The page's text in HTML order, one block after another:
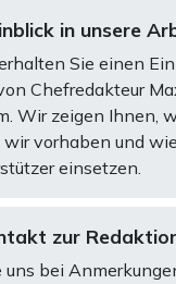
in unsere
Sie einen
Chefredakteur
Wir zeigen Ihnen,
vorhaben und
einsetzen.
zur
uns bei